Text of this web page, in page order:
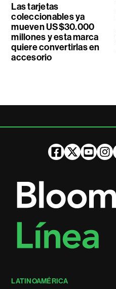
Las tarjetas
coleccionables ya
mueven US$30.000
millones y esta marca
quiere convertirlas en
accesorio
LATINOAMÉRICA